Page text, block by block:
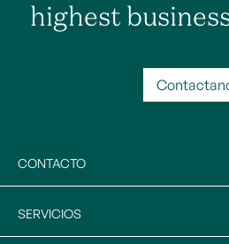
highest
CONTACTO
SERVICIOS